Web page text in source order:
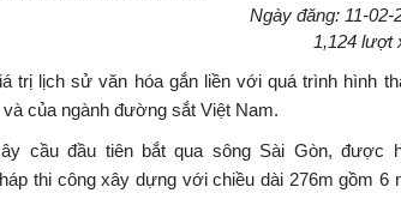
Ngày đăng: 11-02-
1,124 lượt
trị lịch sử văn hóa gắn liền với quá trình hình
của ngành đường sắt Việt Nam.
cầu đầu tiên bắt qua sông Sài Gòn, được
thi công xây dựng với chiều dài 276m gồm 6